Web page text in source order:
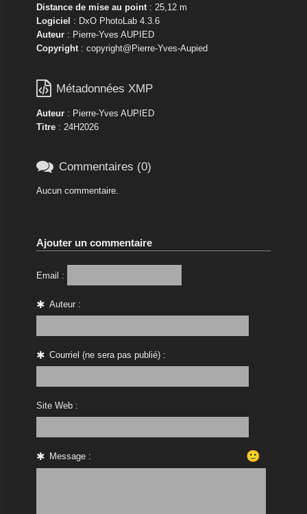
Distance de mise au point: 25,12 m
Logiciel : DxO PhotoLab 4.3.6
Auteur: Pierre-Yves AUPIED
Copyright: copyright@Pierre-Yves-Aupied
 Métadonnées XMP
Auteur: Pierre-Yves AUPIED
Titre: 24H2026
 Commentaires (0)
Aucun commentaire.
Ajouter un commentaire
Email :
Auteur :
Courriel (ne sera pas publié) :
Site Web :
Message : 🙂